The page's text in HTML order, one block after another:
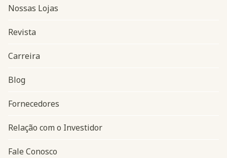
Navegação do rodapé
Nossas Lojas
Revista
Carreira
Blog
Fornecedores
Relação com o Investidor
Fale Conosco